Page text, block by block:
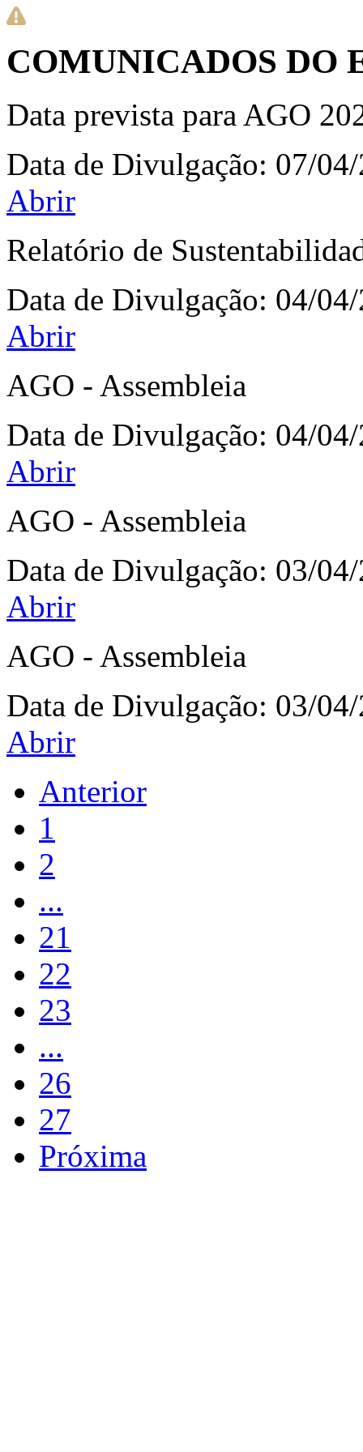
COMUNICADOS DO
Data prevista para AGO
Data de Divulgação: 07/
Abrir
Relatório de
Data de Divulgação: 04/
Abrir
AGO - Assembleia
Data de Divulgação: 04/
Abrir
AGO - Assembleia
Data de Divulgação: 03/
Abrir
AGO - Assembleia
Data de Divulgação: 03/
Abrir
Anterior
1
2
...
21
22
23
...
26
27
Próxima